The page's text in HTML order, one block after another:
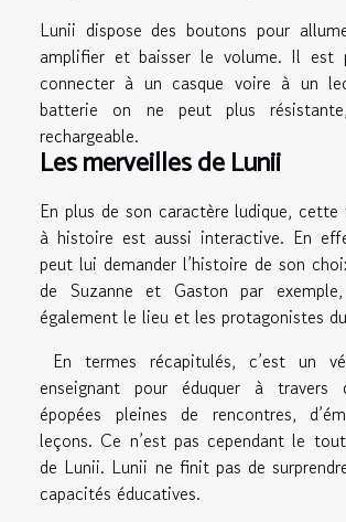
Lunii dispose des boutons pour
amplifier et baisser le volume. Il est
connecter à un casque voire à un
batterie on ne peut plus
rechargeable.
Les merveilles de Lunii
En plus de son caractère ludique,
à histoire est aussi interactive. En
peut lui demander l’histoire de son
de Suzanne et Gaston par
également le lieu et les protagonistes
En termes récapitulés, c’est un
enseignant pour éduquer à travers
épopées pleines de rencontres,
leçons. Ce n’est pas cependant le
de Lunii. Lunii ne finit pas de
capacités éducatives.